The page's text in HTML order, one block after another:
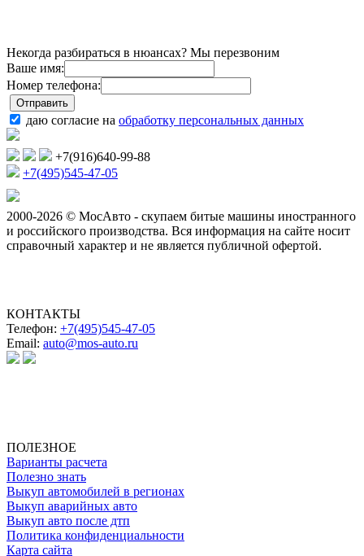
Некогда разбираться в нюансах? Мы перезвоним
Ваше имя:
Номер телефона:
даю согласие на обработку персональных данных
+7(916)640-99-88
+7(495)545-47-05
2000-2026 © МосАвто - скупаем битые машины иностранного
и российского производства. Вся информация на сайте носит
справочный характер и не является публичной офертой.
КОНТАКТЫ
Телефон: +7(495)545-47-05
Email: auto@mos-auto.ru
ПОЛЕЗНОЕ
Варианты расчета
Полезно знать
Выкуп автомобилей в регионах
Выкуп аварийных авто
Выкуп авто после дтп
Политика конфиденциальности
Карта сайта